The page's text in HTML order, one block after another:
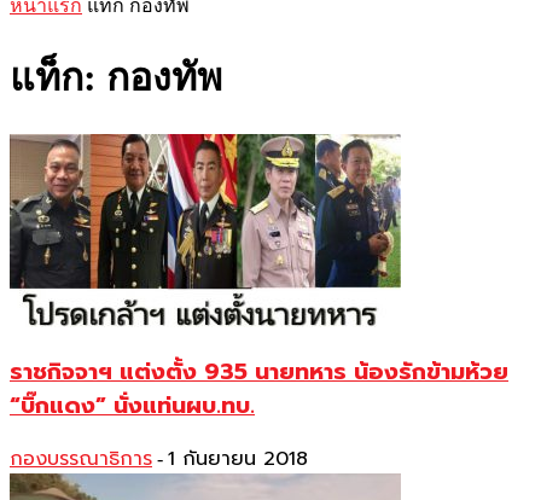
หน้าแรก แท็ก กองทัพ
แท็ก: กองทัพ
ราชกิจจาฯ แต่งตั้ง 935 นายทหาร น้องรักข้ามห้วย
“บิ๊กแดง” นั่งแท่นผบ.ทบ.
กองบรรณาธิการ - 1 กันยายน 2018